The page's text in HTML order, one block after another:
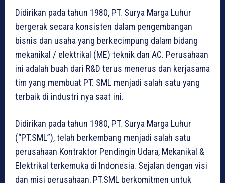
Didirikan pada tahun 1980, PT. Surya Marga Luhur
bergerak secara konsisten dalam pengembangan
bisnis dan usaha yang berkecimpung dalam bidang
mekanikal / elektrikal (ME) teknik dan AC. Perusahaan
ini adalah buah dari R&D terus menerus dan kerjasama
tim yang membuat PT. SML menjadi salah satu yang
terbaik di industri nya saat ini.
Didirikan pada tahun 1980, PT. Surya Marga Luhur
(“PT.SML”), telah berkembang menjadi salah satu
perusahaan Kontraktor Pendingin Udara, Mekanikal &
Elektrikal terkemuka di Indonesia. Sejalan dengan visi
dan misi perusahaan, PT.SML berkomitmen untuk